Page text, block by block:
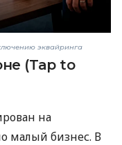
эквайринга
(Tap to
на
малый бизнес. В